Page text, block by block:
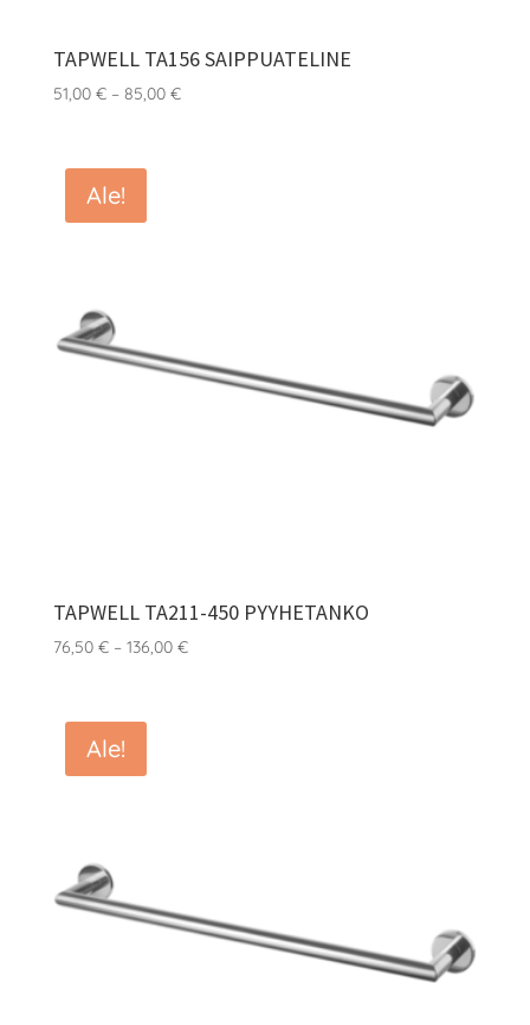
TAPWELL TA156 SAIPPUATELINE
51,00 € – 85,00 €Hintaluokka:
Ale!
TAPWELL TA211-450 PYYHETANKO
76,50 € – 136,00 €Hintaluokka:
Ale!